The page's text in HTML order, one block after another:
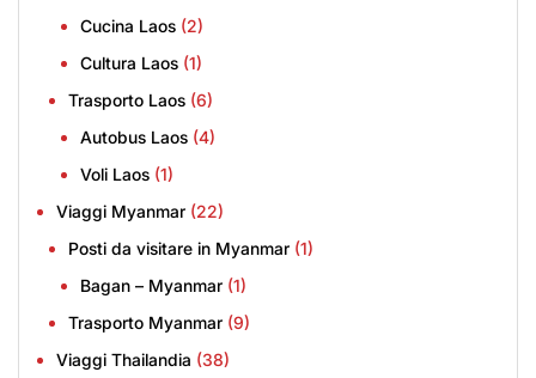
Cucina Laos (2)
Cultura Laos (1)
Trasporto Laos (6)
Autobus Laos (4)
Voli Laos (1)
Viaggi Myanmar (22)
Posti da visitare in Myanmar (1)
Bagan – Myanmar (1)
Trasporto Myanmar (9)
Viaggi Thailandia (38)